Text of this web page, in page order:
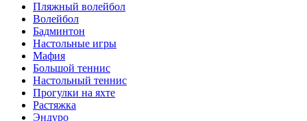
Пляжный волейбол
Волейбол
Бадминтон
Настольные игры
Мафия
Большой теннис
Настольный теннис
Прогулки на яхте
Растяжка
Эндуро